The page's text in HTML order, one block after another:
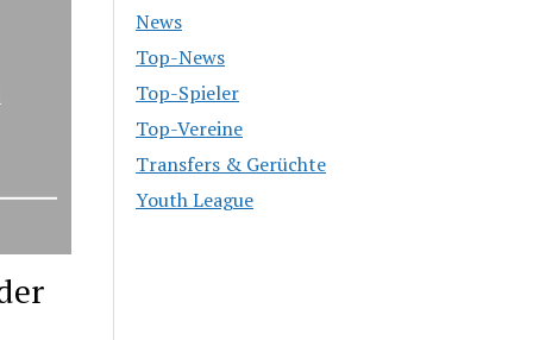
News
Top-News
Top-Spieler
Top-Vereine
Transfers & Gerüchte
Youth League